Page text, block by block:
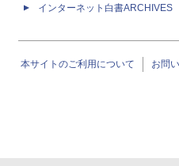
インターネット白書ARCHIVES
本サイトのご利用について お問